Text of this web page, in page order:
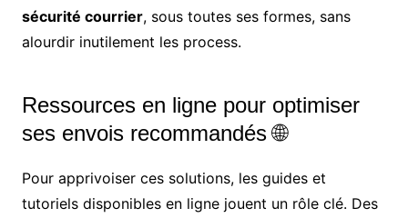
sécurité courrier, sous toutes ses formes, sans
alourdir inutilement les process.
Ressources en ligne pour optimiser
ses envois recommandés 🌐
Pour apprivoiser ces solutions, les guides et
tutoriels disponibles en ligne jouent un rôle clé. Des